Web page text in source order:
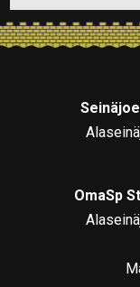
OmaSp